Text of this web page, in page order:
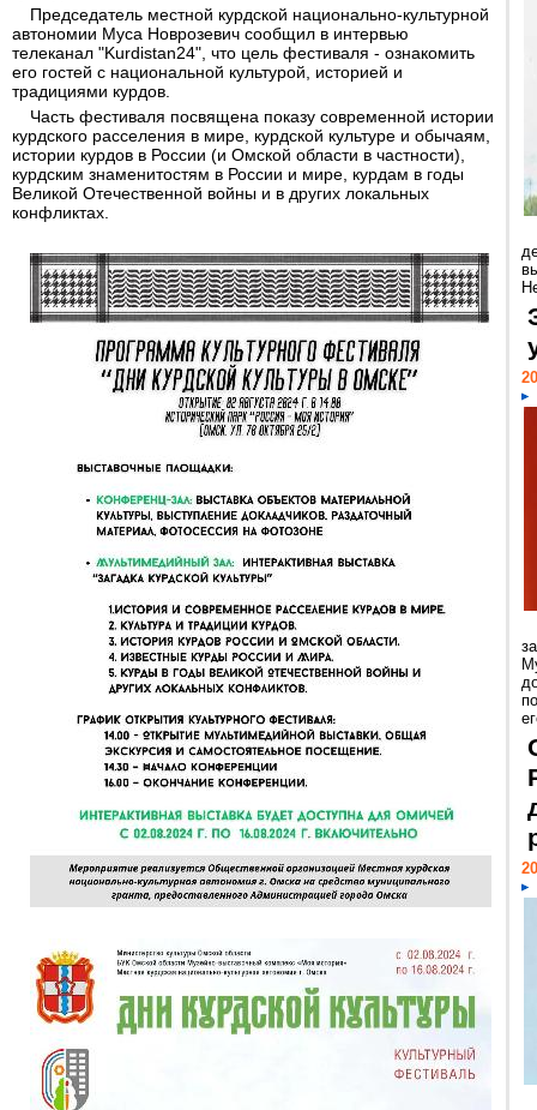
Председатель местной курдской национально-культурной
автономии Муса Новрозевич сообщил в интервью
телеканал "Kurdistan24", что цель фестиваля - ознакомить
его гостей с национальной культурой, историей и
традициями курдов.
Часть фестиваля посвящена показу современной истории
курдского расселения в мире, курдской культуре и обычаям,
истории курдов в России (и Омской области в частности),
курдским знаменитостям в России и мире, курдам в годы
Великой Отечественной войны и в других локальных
конфликтах.